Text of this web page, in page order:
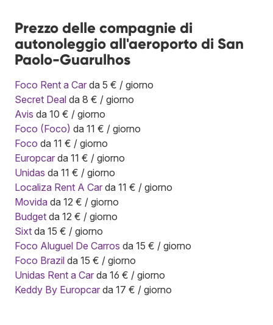
Prezzo delle compagnie di
autonoleggio all'aeroporto di San
Paolo-Guarulhos
Foco Rent a Car da 5 € / giorno
Secret Deal da 8 € / giorno
Avis da 10 € / giorno
Foco (Foco) da 11 € / giorno
Foco da 11 € / giorno
Europcar da 11 € / giorno
Unidas da 11 € / giorno
Localiza Rent A Car da 11 € / giorno
Movida da 12 € / giorno
Budget da 12 € / giorno
Sixt da 15 € / giorno
Foco Aluguel De Carros da 15 € / giorno
Foco Brazil da 15 € / giorno
Unidas Rent a Car da 16 € / giorno
Keddy By Europcar da 17 € / giorno